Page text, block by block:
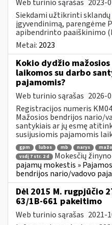
Web turinio sąrašas 2023-
Siekdami užtikrinti sklandų
įgyvendinimą, parengėme
apibendrinto paaiškinimo
Metai: 2023
Kokio dydžio
laikomos su darbo
pajamomis?
Web turinio sąrašas 2026-
Registracijos numeris
Mažosios bendrijos nario/
santykiais ar jų esmę
susijusiomis pajamomis
gpm lubos mb narys
vsdį 7 str. 2 d
Mokesčių
pajamų mokestis »
bendrijos nario/vadovo
Dėl 2015 M. rugpjūčio
63/1B-661 pakeitimo
Web turinio sąrašas 2021-